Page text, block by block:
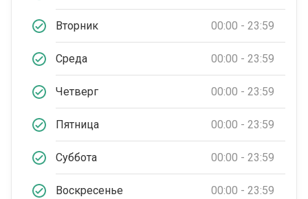
Вторник 00:00 - 23:59
Среда 00:00 - 23:59
Четверг 00:00 - 23:59
Пятница 00:00 - 23:59
Суббота 00:00 - 23:59
Воскресенье 00:00 - 23:59